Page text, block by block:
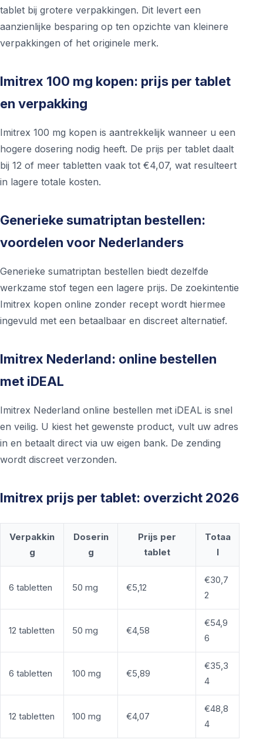
tablet bij grotere verpakkingen. Dit levert een
aanzienlijke besparing op ten opzichte van kleinere
verpakkingen of het originele merk.
Imitrex 100 mg kopen: prijs per tablet
en verpakking
Imitrex 100 mg kopen is aantrekkelijk wanneer u een
hogere dosering nodig heeft. De prijs per tablet daalt
bij 12 of meer tabletten vaak tot €4,07, wat resulteert
in lagere totale kosten.
Generieke sumatriptan bestellen:
voordelen voor Nederlanders
Generieke sumatriptan bestellen biedt dezelfde
werkzame stof tegen een lagere prijs. De zoekintentie
Imitrex kopen online zonder recept wordt hiermee
ingevuld met een betaalbaar en discreet alternatief.
Imitrex Nederland: online bestellen
met iDEAL
Imitrex Nederland online bestellen met iDEAL is snel
en veilig. U kiest het gewenste product, vult uw adres
in en betaalt direct via uw eigen bank. De zending
wordt discreet verzonden.
Imitrex prijs per tablet: overzicht 2026
Verpakkin
g
Doserin
g
Prijs per
tablet
Totaa
l
6 tabletten 50 mg €5,12
€30,7
2
12 tabletten 50 mg €4,58
€54,9
6
6 tabletten 100 mg €5,89
€35,3
4
12 tabletten 100 mg €4,07
€48,8
4